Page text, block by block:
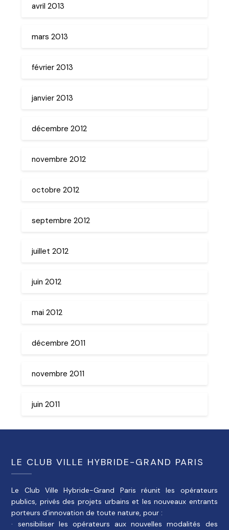
avril 2013
mars 2013
février 2013
janvier 2013
décembre 2012
novembre 2012
octobre 2012
septembre 2012
juillet 2012
juin 2012
mai 2012
décembre 2011
novembre 2011
juin 2011
LE CLUB VILLE HYBRIDE-GRAND PARIS
Le Club Ville Hybride-Grand Paris réunit les opérateurs
publics, privés des projets urbains et les nouveaux entrants
porteurs d’innovation de toute nature, pour :
· sensibiliser les opérateurs aux nouvelles modalités des